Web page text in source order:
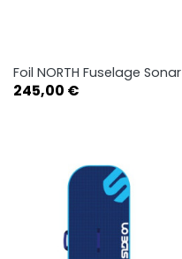
Foil NORTH Fuselage Sonar
Prix
245,00 €